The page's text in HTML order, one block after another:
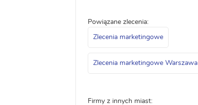
Powiązane zlecenia:
Zlecenia marketingowe
Zlecenia marketingowe Warszawa
Firmy z innych miast: